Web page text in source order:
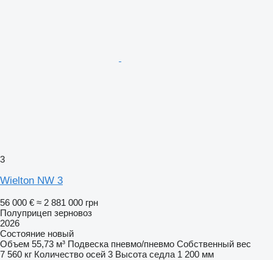
3
Wielton NW 3
56 000 € ≈ 2 881 000 грн
Полуприцеп зерновоз
2026
Состояние новый
Объем 55,73 м³ Подвеска пневмо/пневмо Собственный вес
7 560 кг Количество осей 3 Высота седла 1 200 мм